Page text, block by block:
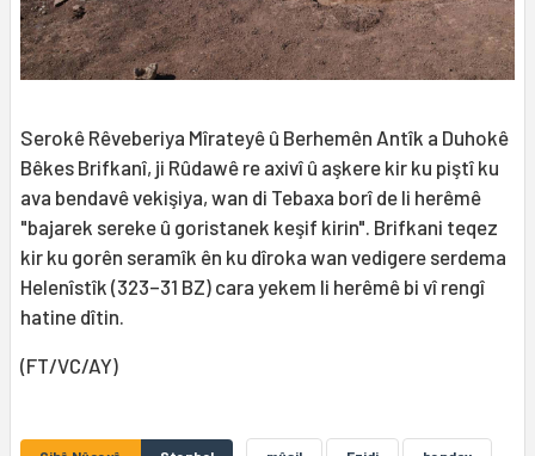
Serokê Rêveberiya Mîrateyê û Berhemên Antîk a Duhokê
Bêkes Brifkanî, ji Rûdawê re axivî û aşkere kir ku piştî ku
ava bendavê vekişiya, wan di Tebaxa borî de li herêmê
"bajarek sereke û goristanek keşif kirin". Brifkani teqez
kir ku gorên seramîk ên ku dîroka wan vedigere serdema
Helenîstîk (323–31 BZ) cara yekem li herêmê bi vî rengî
hatine dîtin.
(FT/VC/AY)